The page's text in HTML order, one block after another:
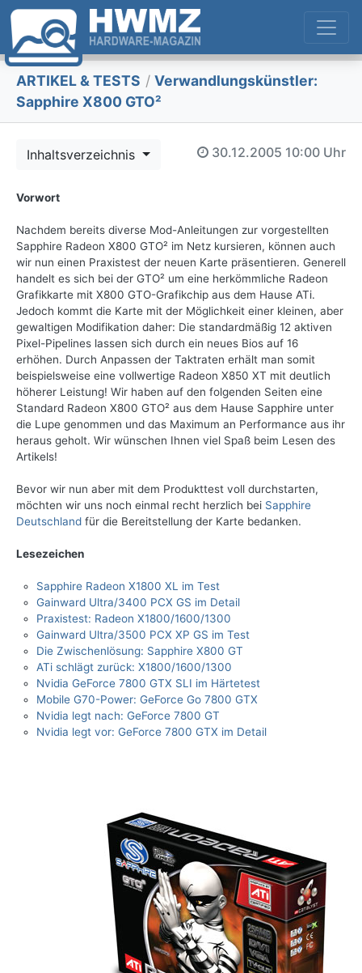
ARTIKEL & TESTS / Verwandlungskünstler:
Sapphire X800 GTO²
Inhaltsverzeichnis 30.12.2005 10:00 Uhr
Vorwort
Nachdem bereits diverse Mod-Anleitungen zur vorgestellten
Sapphire Radeon X800 GTO² im Netz kursieren, können auch
wir nun einen Praxistest der neuen Karte präsentieren. Generell
handelt es sich bei der GTO² um eine herkömmliche Radeon
Grafikkarte mit X800 GTO-Grafikchip aus dem Hause ATi.
Jedoch kommt die Karte mit der Möglichkeit einer kleinen, aber
gewaltigen Modifikation daher: Die standardmäßig 12 aktiven
Pixel-Pipelines lassen sich durch ein neues Bios auf 16
erhöhen. Durch Anpassen der Taktraten erhält man somit
beispielsweise eine vollwertige Radeon X850 XT mit deutlich
höherer Leistung! Wir haben auf den folgenden Seiten eine
Standard Radeon X800 GTO² aus dem Hause Sapphire unter
die Lupe genommen und das Maximum an Performance aus ihr
heraus geholt. Wir wünschen Ihnen viel Spaß beim Lesen des
Artikels!
Bevor wir nun aber mit dem Produkttest voll durchstarten,
möchten wir uns noch einmal recht herzlich bei Sapphire
Deutschland für die Bereitstellung der Karte bedanken.
Lesezeichen
Sapphire Radeon X1800 XL im Test
Gainward Ultra/3400 PCX GS im Detail
Praxistest: Radeon X1800/1600/1300
Gainward Ultra/3500 PCX XP GS im Test
Die Zwischenlösung: Sapphire X800 GT
ATi schlägt zurück: X1800/1600/1300
Nvidia GeForce 7800 GTX SLI im Härtetest
Mobile G70-Power: GeForce Go 7800 GTX
Nvidia legt nach: GeForce 7800 GT
Nvidia legt vor: GeForce 7800 GTX im Detail